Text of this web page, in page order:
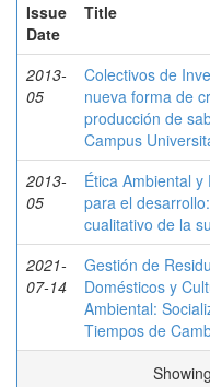
Issue
Date
Title
2013-
05
Colectivos de
nueva forma de
producción de
Campus
2013-
05
Ética Ambiental y
para el
cualitativo de la
2021-
07-14
Gestión de
Domésticos y
Ambiental:
Tiempos de